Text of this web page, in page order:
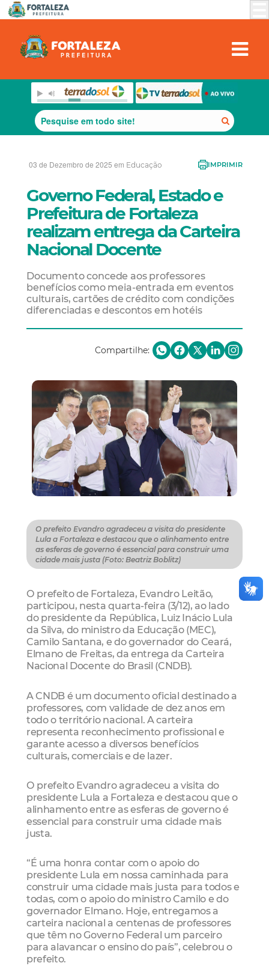
03 de Dezembro de 2025 em Educação IMPRIMIR
Governo Federal, Estado e
Prefeitura de Fortaleza
realizam entrega da Carteira
Nacional Docente
Documento concede aos professores
benefícios como meia-entrada em eventos
culturais, cartões de crédito com condições
diferenciadas e descontos em hotéis
Compartilhe:
O prefeito Evandro agradeceu a visita do presidente
Lula a Fortaleza e destacou que o alinhamento entre
as esferas de governo é essencial para construir uma
cidade mais justa (Foto: Beatriz Boblitz)
O prefeito de Fortaleza, Evandro Leitão,
participou, nesta quarta-feira (3/12), ao lado
do presidente da República, Luiz Inácio Lula
da Silva, do ministro da Educação (MEC),
Camilo Santana, e do governador do Ceará,
Elmano de Freitas, da entrega da Carteira
Nacional Docente do Brasil (CNDB).
A CNDB é um documento oficial destinado a
professores, com validade de dez anos em
todo o território nacional. A carteira
representa reconhecimento profissional e
garante acesso a diversos benefícios
culturais, comerciais e de lazer.
O prefeito Evandro agradeceu a visita do
presidente Lula a Fortaleza e destacou que o
alinhamento entre as esferas de governo é
essencial para construir uma cidade mais
justa.
“É uma honra contar com o apoio do
presidente Lula em nossa caminhada para
construir uma cidade mais justa para todos e
todas, com o apoio do ministro Camilo e do
governador Elmano. Hoje, entregamos a
carteira nacional a centenas de professores
que têm no Governo Federal um parceiro
para alavancar o ensino do país”, celebrou o
prefeito.